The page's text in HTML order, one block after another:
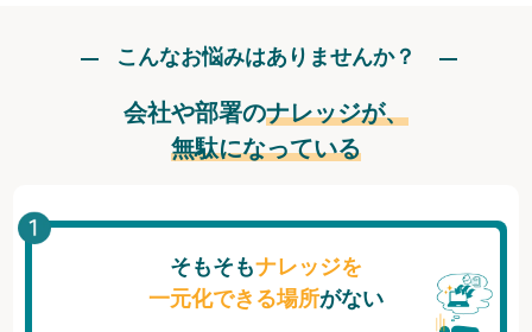
こんなお悩みはありませんか？
会社や部署のナレッジが、
無駄になっている
そもそもナレッジを
一元化できる場所がない